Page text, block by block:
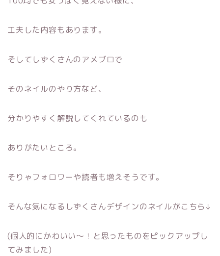
工夫した内容もあります。
そしてしずくさんのアメブロで
そのネイルのやり方など、
分かりやすく解説してくれているのも
ありがたいところ。
そりゃフォロワーや読者も増えそうです。
そんな気になるしずくさんデザインのネイルがこちら↓
(個人的にかわいい〜！と思ったものをピックアップし
てみました)